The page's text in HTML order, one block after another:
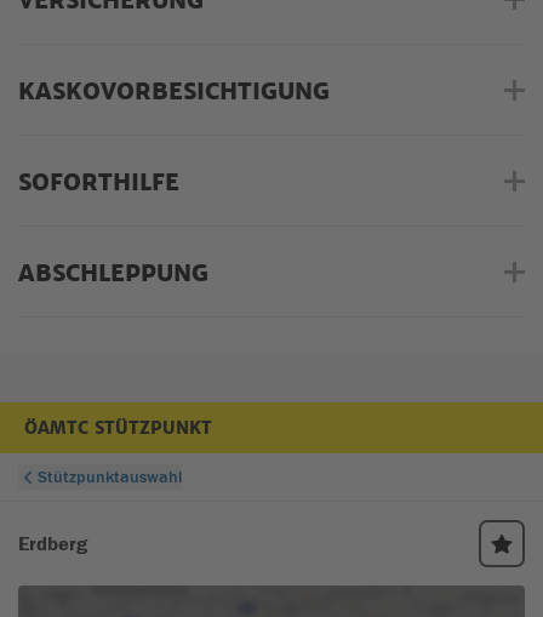
KASKOVORBESICHTIGUNG
SOFORTHILFE
ABSCHLEPPUNG
ÖAMTC STÜTZPUNKT